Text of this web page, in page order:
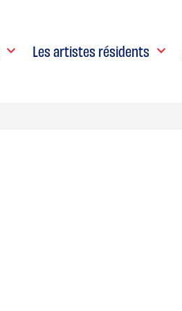
Les artistes résidents